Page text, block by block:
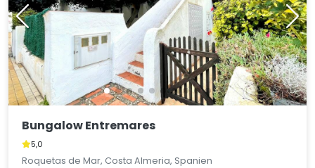
Bungalow Entremares
5,0
Roquetas de Mar, Costa Almeria, Spanien